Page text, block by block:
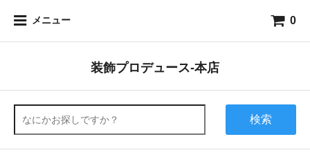
メニュー 0
装飾プロデュース-本店
検索